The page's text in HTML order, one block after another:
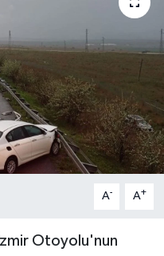
A- A+
Otoyolu'nun